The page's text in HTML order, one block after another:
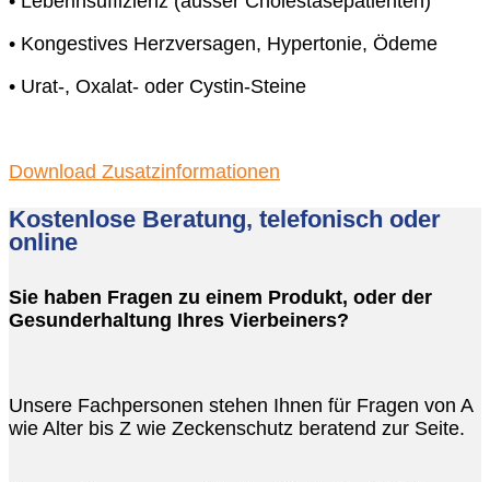
• Kongestives Herzversagen, Hypertonie, Ödeme
• Urat-, Oxalat- oder Cystin-Steine
Download Zusatzinformationen
Kostenlose Beratung, telefonisch oder
online
Sie haben Fragen zu einem Produkt, oder der
Gesunderhaltung Ihres Vierbeiners?
Unsere Fachpersonen stehen Ihnen für Fragen von A
wie Alter bis Z wie Zeckenschutz beratend zur Seite.